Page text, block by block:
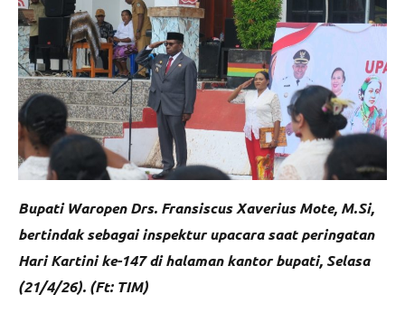
Bupati Waropen Drs. Fransiscus Xaverius Mote, M.Si,
bertindak sebagai inspektur upacara saat peringatan
Hari Kartini ke-147 di halaman kantor bupati, Selasa
(21/4/26). (Ft: TIM)